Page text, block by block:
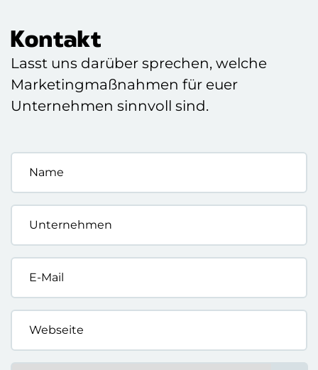
Kontakt
Lasst uns darüber sprechen, welche
Marketingmaßnahmen für euer
Unternehmen sinnvoll sind.
Name
Unternehmen
E-
Mail
*
Webseite